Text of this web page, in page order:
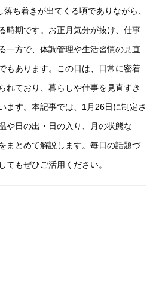
ち着きが出てくる頃でありながら、
時期です。お正月気分が抜け、仕事
一方で、体調管理や生活習慣の見直
もあります。この日は、日常に密着
れており、暮らしや仕事を見直すき
ます。本記事では、1月26日に制定さ
や日の出・日の入り、月の状態な
まとめて解説します。毎日の話題づ
てもぜひご活用ください。